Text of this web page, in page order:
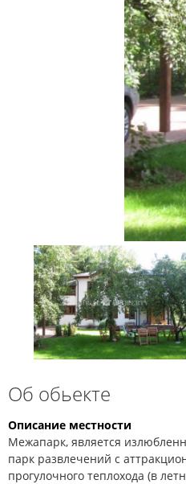
Об обьекте
Описание местности
Межапарк, является
парк развлечений с
прогулочного теплохода (в